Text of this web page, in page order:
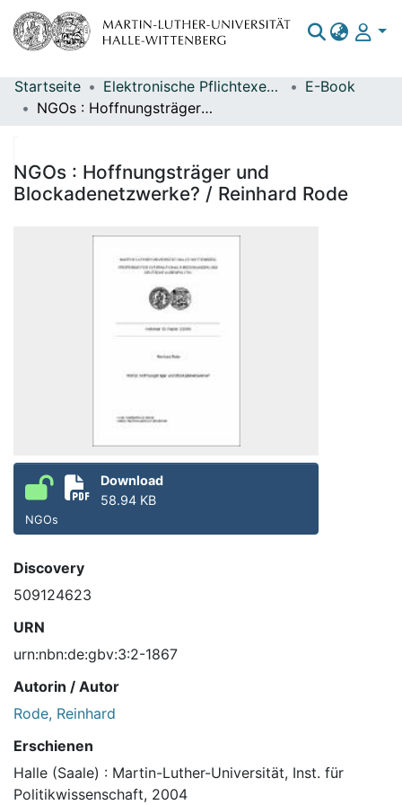
Bereiche & Sammlungen
Statistiken
Startseite Elektronische Pflichtexemplare
E-Book
NGOs : Hoffnungsträger und Blockadenetzwerke? / Reinhard Rode
NGOs : Hoffnungsträger und
Blockadenetzwerke? / Reinhard Rode
Download
58.94 KB
NGOs
Discovery
509124623
URN
urn:nbn:de:gbv:3:2-1867
Autorin / Autor
Rode, Reinhard
Erschienen
Halle (Saale) : Martin-Luther-Universität, Inst. für
Politikwissenschaft, 2004